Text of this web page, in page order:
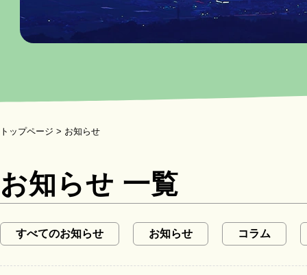
トップページ > お知らせ
お知らせ 一覧
すべてのお知らせ お知らせ コラム